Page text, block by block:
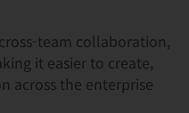
team collaboration,
it easier to create,
across the enterprise